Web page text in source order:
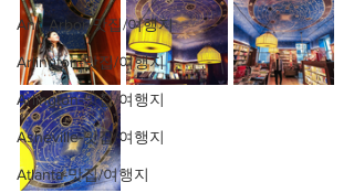
Ann Arbor-맛집/여행지
Arlington-맛집/여행지
Arlington-맛집/여행지
Asheville-맛집/여행지
Atlanta-맛집/여행지